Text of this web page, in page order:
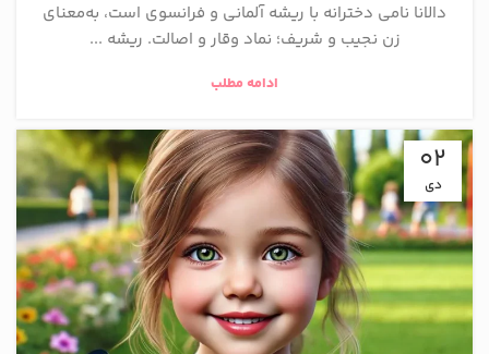
دالانا نامی دخترانه با ریشه آلمانی و فرانسوی است، به‌معنای
زن نجیب و شریف؛ نماد وقار و اصالت. ریشه ...
ادامه مطلب
02
دی